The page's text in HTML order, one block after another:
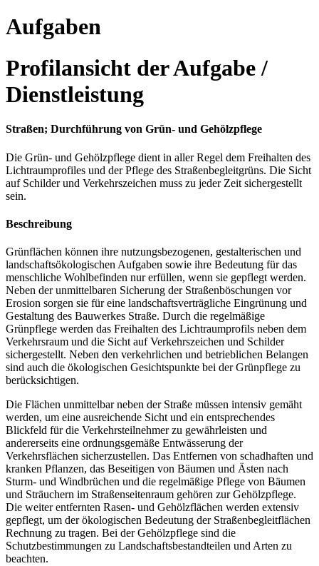
Aufgaben
Profilansicht der Aufgabe /
Dienstleistung
Straßen; Durchführung von Grün- und Gehölzpflege
Die Grün- und Gehölzpflege dient in aller Regel dem Freihalten des
Lichtraumprofiles und der Pflege des Straßenbegleitgrüns. Die Sicht
auf Schilder und Verkehrszeichen muss zu jeder Zeit sichergestellt
sein.
Beschreibung
Grünflächen können ihre nutzungsbezogenen, gestalterischen und
landschaftsökologischen Aufgaben sowie ihre Bedeutung für das
menschliche Wohlbefinden nur erfüllen, wenn sie gepflegt werden.
Neben der unmittelbaren Sicherung der Straßenböschungen vor
Erosion sorgen sie für eine landschaftsverträgliche Eingrünung und
Gestaltung des Bauwerkes Straße. Durch die regelmäßige
Grünpflege werden das Freihalten des Lichtraumprofils neben dem
Verkehrsraum und die Sicht auf Verkehrszeichen und Schilder
sichergestellt. Neben den verkehrlichen und betrieblichen Belangen
sind auch die ökologischen Gesichtspunkte bei der Grünpflege zu
berücksichtigen.
Die Flächen unmittelbar neben der Straße müssen intensiv gemäht
werden, um eine ausreichende Sicht und ein entsprechendes
Blickfeld für die Verkehrsteilnehmer zu gewährleisten und
andererseits eine ordnungsgemäße Entwässerung der
Verkehrsflächen sicherzustellen. Das Entfernen von schadhaften und
kranken Pflanzen, das Beseitigen von Bäumen und Ästen nach
Sturm- und Windbrüchen und die regelmäßige Pflege von Bäumen
und Sträuchern im Straßenseitenraum gehören zur Gehölzpflege.
Die weiter entfernten Rasen- und Gehölzflächen werden extensiv
gepflegt, um der ökologischen Bedeutung der Straßenbegleitflächen
Rechnung zu tragen. Bei der Gehölzpflege sind die
Schutzbestimmungen zu Landschaftsbestandteilen und Arten zu
beachten.